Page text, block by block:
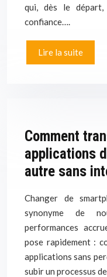
qui, dès le
confiance….
Lire la suite
Comment
applications
autre sans
Changer de
synonyme de
performances
pose rapidement :
applications sans
subir un processus